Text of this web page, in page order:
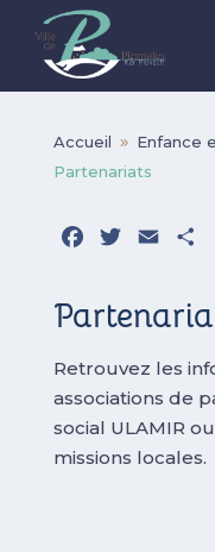
Accueil 9 Enfance
Partenariats
Facebook
Twitter
Email
Retrouvez les
associations de
social ULAMIR
missions locales.